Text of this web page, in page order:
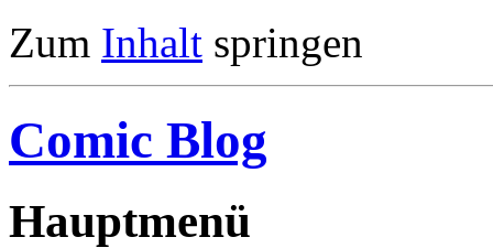
Zum Inhalt springen
Comic Blog
Hauptmenü